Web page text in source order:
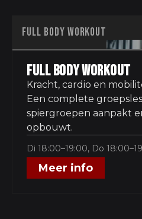
FULL BODY WORKOUT
Full Body Workout
Kracht, cardio en
Een complete
spiergroepen aanpakt
opbouwt.
Di 18:00–19:00, Do
Meer info